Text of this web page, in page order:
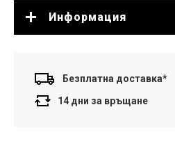
Информация
Безплатна доставка*
14 дни за връщане